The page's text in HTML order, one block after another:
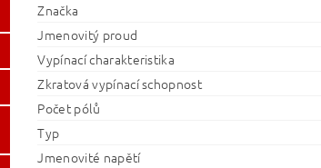
Značka
Jmenovitý proud
Vypínací charakteristika
Zkratová vypínací schopnost
Počet pólů
Typ
Jmenovité napětí